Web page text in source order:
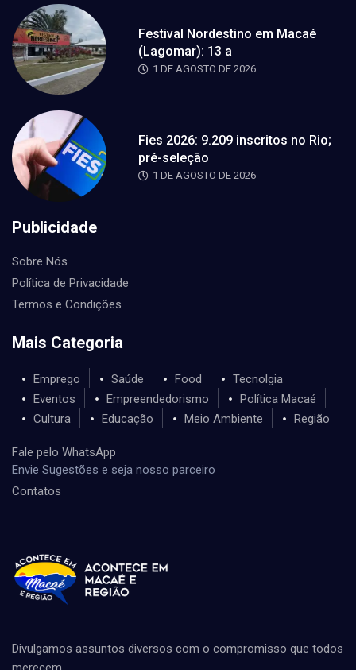
Festival Nordestino em Macaé
(Lagomar): 13 a
1 DE AGOSTO DE 2026
Fies 2026: 9.209 inscritos no Rio;
pré-seleção
1 DE AGOSTO DE 2026
Publicidade
Sobre Nós
Política de Privacidade
Termos e Condições
Mais Categoria
Emprego Saúde Food
Tecnolgia
Eventos
Empreendedorismo
Política Macaé
Cultura
Educação Meio Ambiente Região
Fale pelo WhatsApp
Envie Sugestões e seja nosso parceiro
Contatos
Divulgamos assuntos diversos com o compromisso que todos